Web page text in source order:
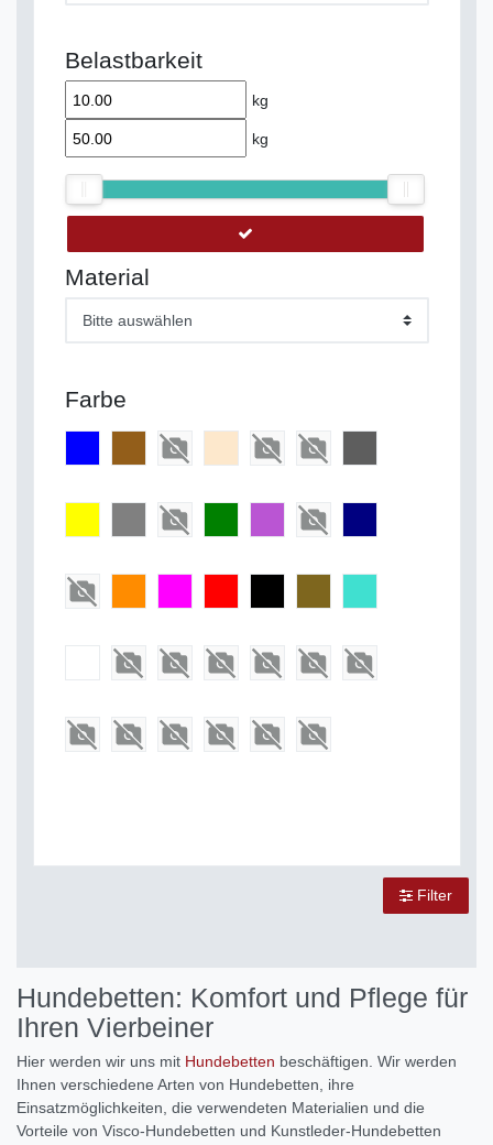
Belastbarkeit
kg
kg
Material
Bitte auswählen
Farbe
Filter
Hundebetten: Komfort und Pflege für
Ihren Vierbeiner
Hier werden wir uns mit Hundebetten beschäftigen. Wir werden
Ihnen verschiedene Arten von Hundebetten, ihre
Einsatzmöglichkeiten, die verwendeten Materialien und die
Vorteile von Visco-Hundebetten und Kunstleder-Hundebetten